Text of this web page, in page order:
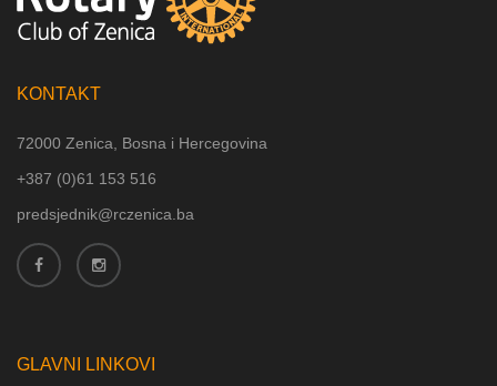
KONTAKT
72000 Zenica, Bosna i Hercegovina
+387 (0)61 153 516
predsjednik@rczenica.ba
GLAVNI LINKOVI